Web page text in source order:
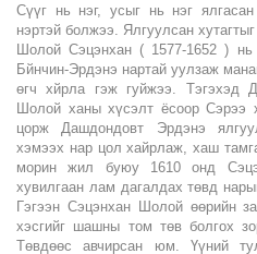
Сүүг нь нэг, усыг нь нэг
нэртэй болжээ. Ялгуулсан
Шолой Сэцэнхан ( 1577-1652 )
Бйнчин-Эрдэнэ нартай уулзаж
өгч хйрла гэж гуйжээ. Тэгэхэд
Шолой ханы хүсэлт ёсоор Сэрээ
цорж Дашдондовт Эрдэнэ
хэмээх нар цол хайрлаж, хаш
морин жил буюу 1610 онд
хувилгаан лам дагалдах төвд
Гэгээн Сэцэнхан Шолой өөрийн
хэсгийг шашны том төв болгох
Төвдөөс авчирсан юм. Үүний